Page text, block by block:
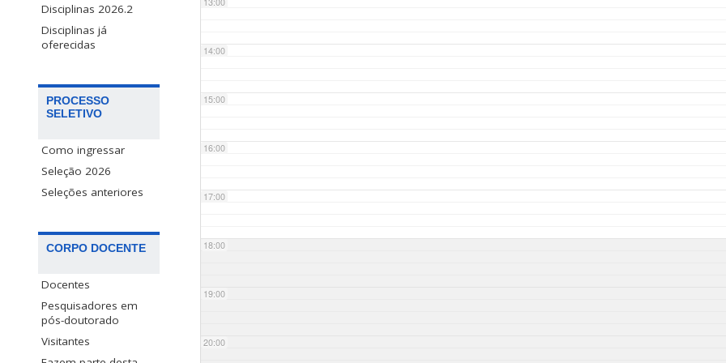
Disciplinas 2026.2
Disciplinas já
oferecidas
PROCESSO
SELETIVO
Como ingressar
Seleção 2026
Seleções anteriores
CORPO DOCENTE
Docentes
Pesquisadores em
pós-doutorado
Visitantes
14:00
15:00
16:00
17:00
18:00
19:00
20:00